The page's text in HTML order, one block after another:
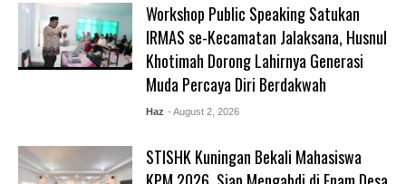
Workshop Public Speaking Satukan
IRMAS se-Kecamatan Jalaksana, Husnul
Khotimah Dorong Lahirnya Generasi
Muda Percaya Diri Berdakwah
Haz - August 2, 2026
STISHK Kuningan Bekali Mahasiswa